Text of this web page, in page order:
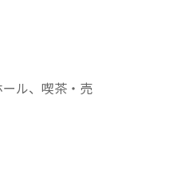
ル、喫茶・売